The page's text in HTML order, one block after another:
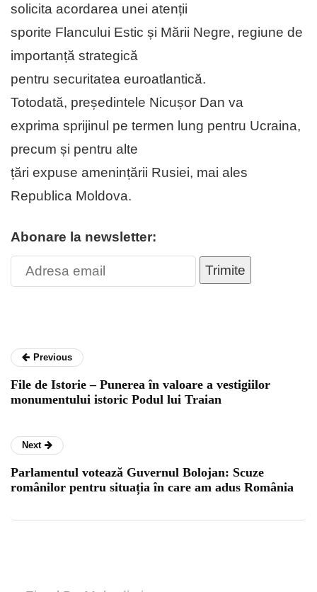
solicita acordarea unei atenții
sporite Flancului Estic și Mării Negre, regiune de
importanță strategică
pentru securitatea euroatlantică.
Totodată, președintele Nicușor Dan va
exprima sprijinul pe termen lung pentru Ucraina,
precum și pentru alte
țări expuse amenințării Rusiei, mai ales
Republica Moldova.
Abonare la newsletter:
Trimite
Previous
File de Istorie – Punerea în valoare a vestigiilor
monumentului istoric Podul lui Traian
Next
Parlamentul votează Guvernul Bolojan: Scuze
românilor pentru situația în care am adus România